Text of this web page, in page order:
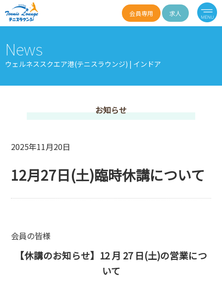
会員専用 求人
News
ウェルネススクエア港(テニスラウンジ) | インドア
お知らせ
2025年11月20日
12月27日(土)臨時休講について
会員の皆様
【休講のお知らせ】12 月 27 日(土)の営業につ
いて